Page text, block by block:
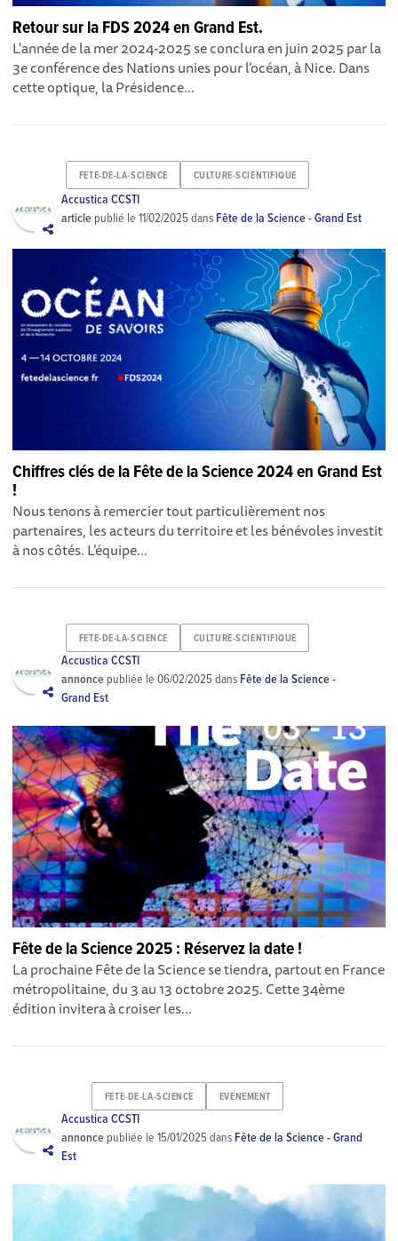
Retour sur la FDS 2024 en Grand Est.
L'année de la mer 2024-2025 se conclura en juin 2025 par la
3e conférence des Nations unies pour l’océan, à Nice. Dans
cette optique, la Présidence...
FETE-DE-LA-SCIENCE CULTURE-SCIENTIFIQUE
Accustica CCSTI
article publié le11/02/2025dans Fête de la Science - Grand Est
Chiffres clés de la Fête de la Science 2024 en Grand Est
!
Nous tenons à remercier tout particulièrement nos
partenaires, les acteurs du territoire et les bénévoles investit
à nos côtés. L’équipe...
FETE-DE-LA-SCIENCE CULTURE-SCIENTIFIQUE
Accustica CCSTI
annonce publiée le06/02/2025dans Fête de la Science -
Grand Est
Fête de la Science 2025 : Réservez la date !
La prochaine Fête de la Science se tiendra, partout en France
métropolitaine, du 3 au 13 octobre 2025. Cette 34ème
édition invitera à croiser les...
FETE-DE-LA-SCIENCE EVENEMENT
Accustica CCSTI
annonce publiée le15/01/2025dans Fête de la Science - Grand
Est